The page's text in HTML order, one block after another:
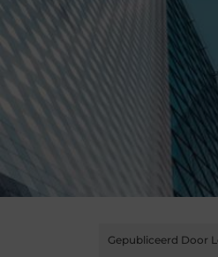
Gepubliceerd Door